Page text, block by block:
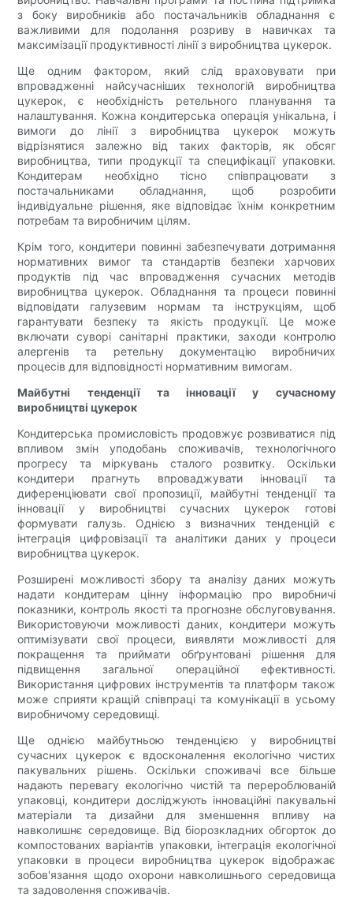
з боку виробників або постачальників обладнання є
важливими для подолання розриву в навичках та
максимізації продуктивності лінії з виробництва цукерок.
Ще одним фактором, який слід враховувати при
впровадженні найсучасніших технологій виробництва
цукерок, є необхідність ретельного планування та
налаштування. Кожна кондитерська операція унікальна, і
вимоги до лінії з виробництва цукерок можуть
відрізнятися залежно від таких факторів, як обсяг
виробництва, типи продукції та специфікації упаковки.
Кондитерам необхідно тісно співпрацювати з
постачальниками обладнання, щоб розробити
індивідуальне рішення, яке відповідає їхнім конкретним
потребам та виробничим цілям.
Крім того, кондитери повинні забезпечувати дотримання
нормативних вимог та стандартів безпеки харчових
продуктів під час впровадження сучасних методів
виробництва цукерок. Обладнання та процеси повинні
відповідати галузевим нормам та інструкціям, щоб
гарантувати безпеку та якість продукції. Це може
включати суворі санітарні практики, заходи контролю
алергенів та ретельну документацію виробничих
процесів для відповідності нормативним вимогам.
Майбутні тенденції та інновації у сучасному
виробництві цукерок
Кондитерська промисловість продовжує розвиватися під
впливом змін уподобань споживачів, технологічного
прогресу та міркувань сталого розвитку. Оскільки
кондитери прагнуть впроваджувати інновації та
диференціювати свої пропозиції, майбутні тенденції та
інновації у виробництві сучасних цукерок готові
формувати галузь. Однією з визначних тенденцій є
інтеграція цифровізації та аналітики даних у процеси
виробництва цукерок.
Розширені можливості збору та аналізу даних можуть
надати кондитерам цінну інформацію про виробничі
показники, контроль якості та прогнозне обслуговування.
Використовуючи можливості даних, кондитери можуть
оптимізувати свої процеси, виявляти можливості для
покращення та приймати обґрунтовані рішення для
підвищення загальної операційної ефективності.
Використання цифрових інструментів та платформ також
може сприяти кращій співпраці та комунікації в усьому
виробничому середовищі.
Ще однією майбутньою тенденцією у виробництві
сучасних цукерок є вдосконалення екологічно чистих
пакувальних рішень. Оскільки споживачі все більше
надають перевагу екологічно чистій та перероблюваній
упаковці, кондитери досліджують інноваційні пакувальні
матеріали та дизайни для зменшення впливу на
навколишнє середовище. Від біорозкладних обгорток до
компостованих варіантів упаковки, інтеграція екологічної
упаковки в процеси виробництва цукерок відображає
зобов'язання щодо охорони навколишнього середовища
та задоволення споживачів.